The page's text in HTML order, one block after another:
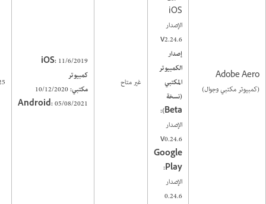
Adobe Aero
(كمبيوتر مكتبي وجوال)
iOS
الإصدار
v2.24.6
إصدار
الكمبيوتر
المكتبي
(نسخة
Beta):
الإصدار
v0.24.6
Google
Play:
الإصدار
0.24.6
غير متاح
iOS:11/6/2019
كمبيوتر
مكتبي:10/12/2020
Android:05/08/2021